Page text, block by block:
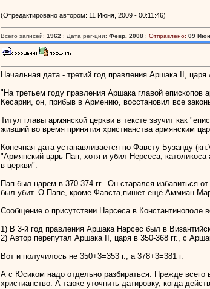
(Отредактировано автором: 11 Июня, 2009 - 00:11:46)
Всего записей: 1962 : Дата рег-ции: Февр. 2008 : Отправлено: 09
Начальная дата - третий год правления Аршака II,
"На третьем году правления Аршака главой
Кесарии, он, прибыв в Армению, восстановил все
Титул главы армянской церкви в тексте звучит как
живший во время принятия христианства армянским
Конечная дата устанавливается по Фавсту Бузанду
"Армянский царь Пап, хотя и убил Нерсеса,
в церкви".
Пап был царем в 370-374 гг. Он старался избавиться
был убит. О Папе, кроме Фавста,пишет ещё Аммиан
Сообщение о присутствии Нарсеса в Константинополе
1) В 3-й год правления Аршака Нарсес был в
2) Автор перепутал Аршака II, царя в 350-368 гг., с
Вот и получилось не 350+3=353 г., а 378+3=381 г.
А с Юсиком надо отдельно разбираться. Прежде
христианство. А также уточнить датировку, когда